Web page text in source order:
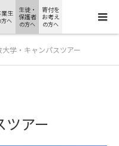
生
方へ
生徒・
保護者
の方へ
寄付を
お考え
の方へ
大学・キャンパスツアー
ツアー